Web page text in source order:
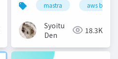
mastra aws
Syoitu
Den
18.3K